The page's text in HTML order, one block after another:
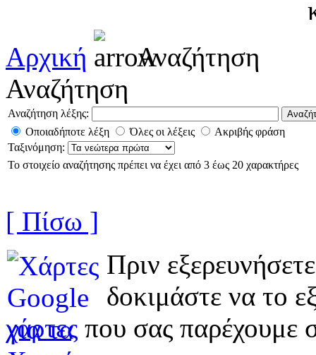
Αρχική
Αναζήτηση
Αναζήτηση
Αναζήτηση λέξης:
Οποιαδήποτε λέξη
Όλες οι λέξεις
Ακριβής φράση
Ταξινόμηση:
Το στοιχείο αναζήτησης πρέπει να έχει από 3 έως 20 χαρακτήρες
[ Πίσω ]
Πριν
δοκιμάστε να το
χάρτες που σας παρέχουμε